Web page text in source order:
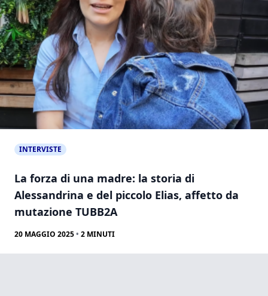
INTERVISTE
La forza di una madre: la storia di
Alessandrina e del piccolo Elias, affetto da
mutazione TUBB2A
20 MAGGIO 2025• 2 MINUTI